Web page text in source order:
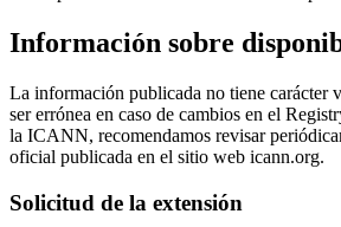
Información sobre
La información publicada no tiene carácter
ser errónea en caso de cambios en el
la ICANN, recomendamos revisar
oficial publicada en el sitio web icann.org.
Solicitud de la extensión